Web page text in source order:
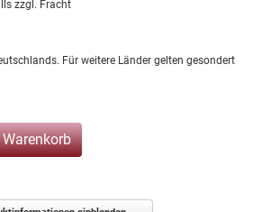
zzgl. Fracht
Für weitere Länder gelten gesondert